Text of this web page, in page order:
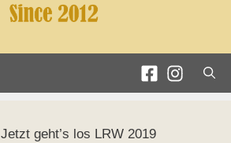
Jetzt geht’s los LRW 2019